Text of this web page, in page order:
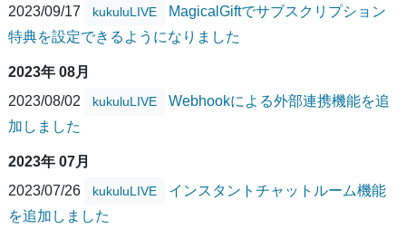
2023/09/17
kukuluLIVE
MagicalGiftでサブスクリプション
特典を設定できるようになりました
2023年 08月
2023/08/02
kukuluLIVE
Webhookによる外部連携機能を追
加しました
2023年 07月
2023/07/26
kukuluLIVE
インスタントチャットルーム機能
を追加しました